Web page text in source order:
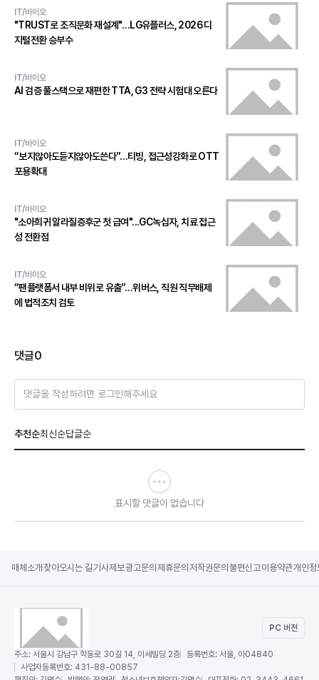
IT/바이오
"TRUST로 조직문화 재설계"…LG유플러스, 2026 디
지털전환 승부수
IT/바이오
AI 검증 풀스택으로 재편한 TTA, G3 전략 시험대 오른다
IT/바이오
“보지않아도듣지않아도쓴다”…티빙, 접근성강화로 OTT
포용확대
IT/바이오
"소아희귀 알라질증후군 첫 급여"...GC녹십자, 치료 접근
성 전환점
IT/바이오
“팬플랫폼서 내부 비위로 유출”…위버스, 직원 직무배제
에 법적조치 검토
댓글0
댓글을 작성하려면 로그인해주세요
추천순최신순답글순
표시할 댓글이 없습니다
매체소개 찾아오시는 길기사제보광고문의 제휴문의 저작권문의 불편신고이용약관개인정
PC 버전
주소: 서울시 강남구 학동로 30길 14, 이세빌딩 2층 등록번호: 서울, 아04840
사업자등록번호: 431-88-00857